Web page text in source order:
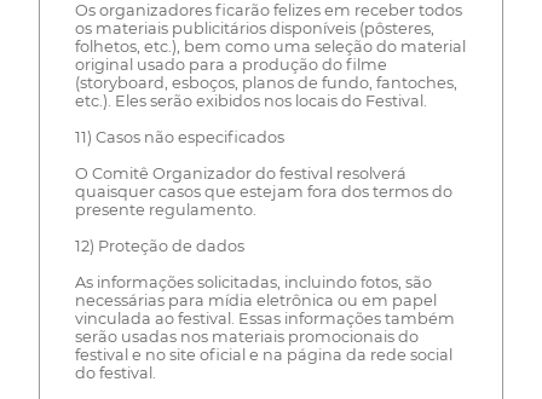
Os organizadores ficarão felizes em receber todos
os materiais publicitários disponíveis (pôsteres,
folhetos, etc.), bem como uma seleção do material
original usado para a produção do filme
(storyboard, esboços, planos de fundo, fantoches,
etc.). Eles serão exibidos nos locais do Festival.
11) Casos não especificados
O Comitê Organizador do festival resolverá
quaisquer casos que estejam fora dos termos do
presente regulamento.
12) Proteção de dados
As informações solicitadas, incluindo fotos, são
necessárias para mídia eletrônica ou em papel
vinculada ao festival. Essas informações também
serão usadas nos materiais promocionais do
festival e no site oficial e na página da rede social
do festival.